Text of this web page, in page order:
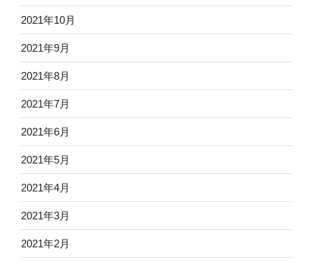
2021年10月
2021年9月
2021年8月
2021年7月
2021年6月
2021年5月
2021年4月
2021年3月
2021年2月